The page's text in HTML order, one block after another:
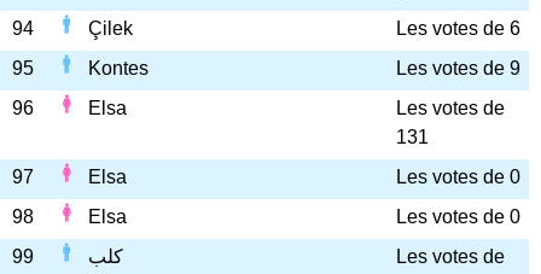
94
Çilek
Les votes de 6
95
Kontes
Les votes de 9
96
Elsa
Les votes de
131
97
Elsa
Les votes de 0
98
Elsa
Les votes de 0
99
كلب
Les votes de